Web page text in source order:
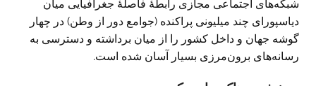
شبکه‌های اجتماعی مجازی رابطهٔ فاصلهٔ جغرافیایی میان
دیاسپورای چند میلیونی پراکنده (جوامع دور از وطن) در چهار
گوشه جهان و داخل کشور را از میان برداشته و دسترسی به
رسانه‌های برون‌مرزی بسیار آسان شده است.